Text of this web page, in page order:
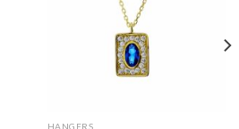
HANGERS